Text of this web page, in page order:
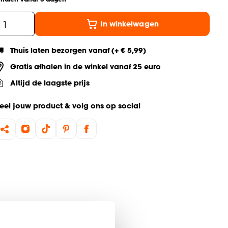
In winkelwagen
Thuis laten bezorgen vanaf (+ € 5,99)
Gratis afhalen in de winkel vanaf 25 euro
Altijd de laagste prijs
jouw product & volg ons op social